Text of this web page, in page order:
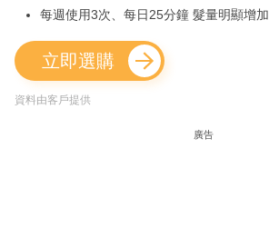
每週使用3次、每日25分鐘 髮量明顯增加
立即選購
資料由客戶提供
廣告